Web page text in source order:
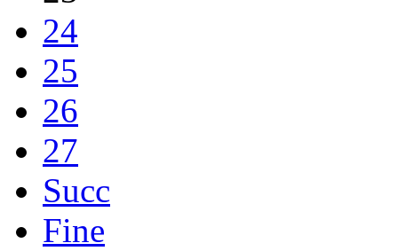
24
25
26
27
Succ
Fine